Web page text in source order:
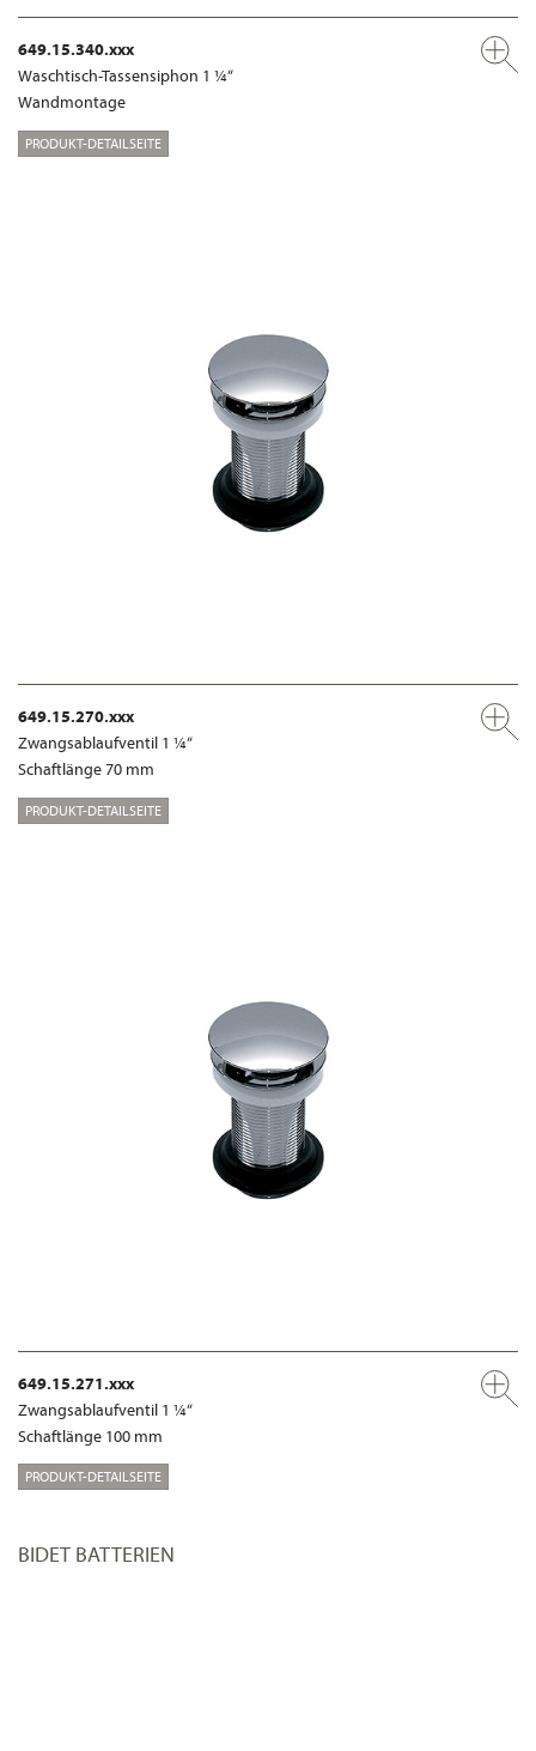
649.15.340.xxx
Waschtisch-Tassensiphon 1 ¼“
Wandmontage
PRODUKT-DETAILSEITE
649.15.270.xxx
Zwangsablaufventil 1 ¼“
Schaftlänge 70 mm
PRODUKT-DETAILSEITE
649.15.271.xxx
Zwangsablaufventil 1 ¼“
Schaftlänge 100 mm
PRODUKT-DETAILSEITE
BIDET BATTERIEN